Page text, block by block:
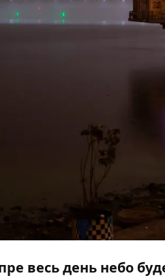
весь день небо